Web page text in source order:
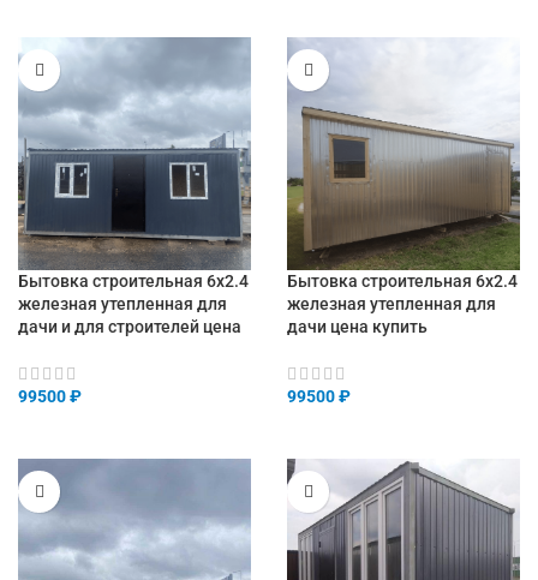
Бытовка строительная 6х2.4
железная утепленная для
дачи и для строителей цена
99500₽
Бытовка строительная 6х2.4
железная утепленная для
дачи цена купить
99500₽